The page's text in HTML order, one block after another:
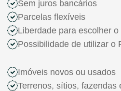
Sem juros bancários
Parcelas flexíveis
Liberdade para escolher o
Possibilidade de utilizar o
Imóveis novos ou usados
Terrenos, sítios, fazendas